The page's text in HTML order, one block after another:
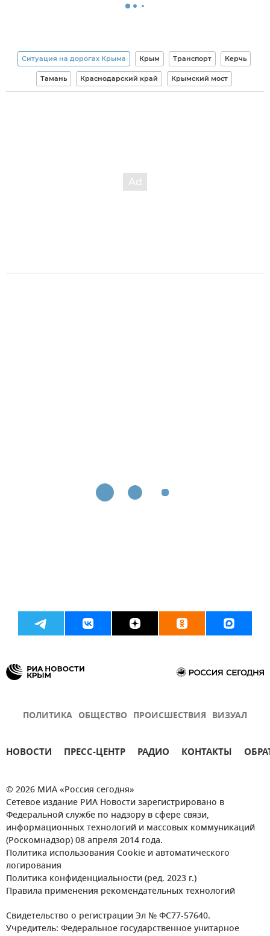
Ситуация на дорогах Крыма Крым Транспорт Керчь
Тамань Краснодарский край Крымский мост
ПОЛИТИКА ОБЩЕСТВО ПРОИСШЕСТВИЯ ВИЗУАЛ
НОВОСТИ ПРЕСС-ЦЕНТР РАДИО КОНТАКТЫ
© 2026 МИА «Россия сегодня»
Сетевое издание РИА Новости зарегистрировано в
Федеральной службе по надзору в сфере связи,
информационных технологий и массовых коммуникаций
(Роскомнадзор) 08 апреля 2014 года.
Политика использования Cookie и автоматического
логирования
Политика конфиденциальности (ред. 2023 г.)
Правила применения рекомендательных технологий
Свидетельство о регистрации Эл № ФС77-57640.
Учредитель: Федеральное государственное унитарное